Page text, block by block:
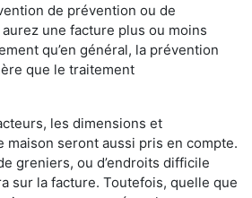
de prévention ou de
une facture plus ou moins
qu’en général, la prévention
que le traitement
les dimensions et
maison seront aussi pris en compte.
greniers, ou d’endroits difficile
sur la facture. Toutefois, quelle que